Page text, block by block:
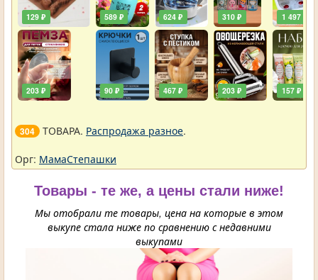
129 ₽
203 ₽
589 ₽
90 ₽
624 ₽
467 ₽
310 ₽
203 ₽
1 497 ₽
157 ₽
304 ТОВАРА. Распродажа разное.
Орг: МамаСтепашки
Товары - те же, а цены стали ниже!
Мы отобрали те товары, цена на которые в этом
выкупе стала ниже по сравнению с недавними
выкупами